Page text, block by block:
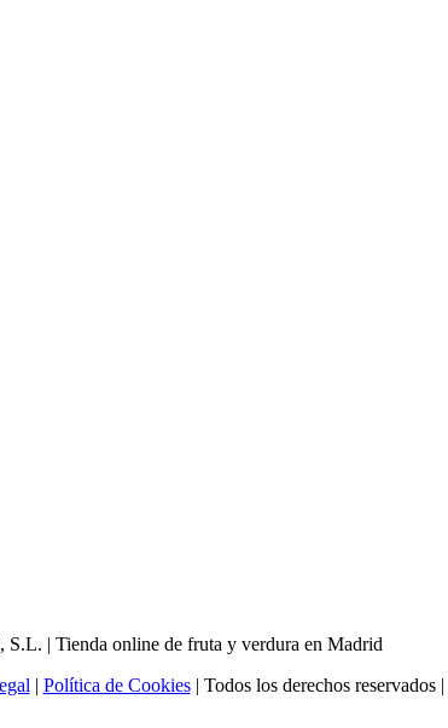
| Política de Cookies| Todos los derechos reservados |